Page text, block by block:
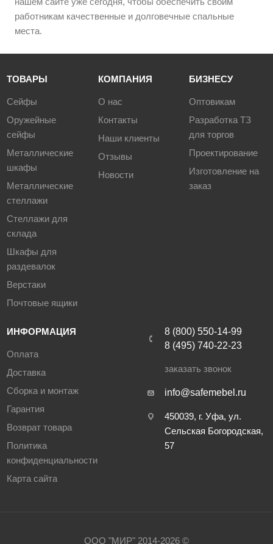
работникам качественные и долговечные спальные
места.
ТОВАРЫ
Сейфы
Оружейные
сейфы
Металлические
шкафы
Металлические
стеллажи
Стеллажи для
склада
Шкафы для
раздевалок
Верстаки
Почтовые ящики
КОМПАНИЯ
О нас
Контакты
Наши клиенты
Отзывы
Новости
БИЗНЕСУ
Оптовикам
Разработка ТЗ
для торгов
Проектирование
Изготовление на
заказ
ИНФОРМАЦИЯ
Оплата
Доставка
Сборка и монтаж
Гарантия
Возврат товара
Политика
конфиденциальности
Карта сайта
8 (800) 550-14-99
8 (495) 740-22-23
заказать звонок
info@safemebel.ru
450039, г. Уфа, ул.
Сельская Богородская,
57
ООО "МИР" 2014-2026 ©